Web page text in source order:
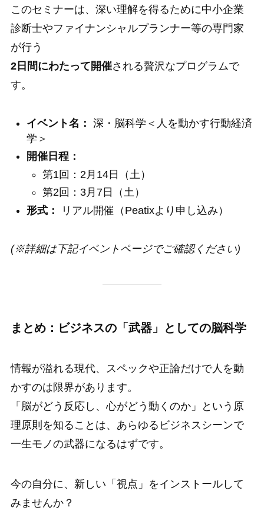
このセミナーは、深い理解を得るために中小企業
診断士やファイナンシャルプランナー等の専門家
が行う
2日間にわたって開催される贅沢なプログラムで
す。
イベント名： 深・脳科学＜人を動かす行動経済
学＞
開催日程：
第1回：2月14日（土）
第2回：3月7日（土）
形式：
リアル開催（Peatixより申し込み）
(※詳細は下記イベントページでご確認ください)
まとめ：ビジネスの「武器」としての脳科学
情報が溢れる現代、スペックや正論だけで人を動
かすのは限界があります。
「脳がどう反応し、心がどう動くのか」という原
理原則を知ることは、あらゆるビジネスシーンで
一生モノの武器になるはずです。
今の自分に、新しい「視点」をインストールして
みませんか？